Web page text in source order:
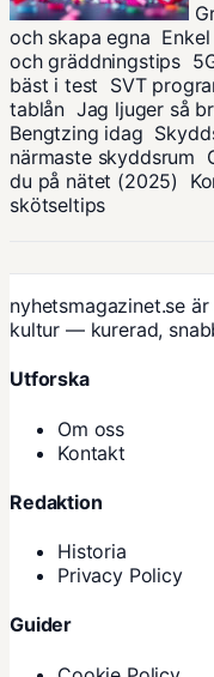
och skapa egna
och gräddningstips
bäst i test SVT
tablån Jag ljuger så
Bengtzing idag
närmaste skyddsrum
du på nätet (2025)
skötseltips
nyhetsmagazinet.se
kultur — kurerad,
Utforska
Om oss
Kontakt
Redaktion
Historia
Privacy Policy
Guider